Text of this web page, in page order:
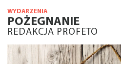
WYDARZENIA
POŻEGNANIE
REDAKCJA PROFETO